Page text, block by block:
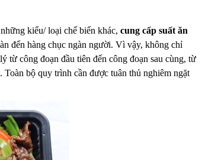
kiểu/ loại chế biến khác, cung cấp suất ăn
đến hàng chục ngàn người. Vì vậy, không chỉ
từ công đoạn đầu tiên đến công đoạn sau cùng, từ
bộ quy trình cần được tuân thủ nghiêm ngặt